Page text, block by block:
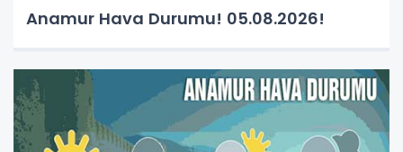
Anamur Hava Durumu! 05.08.2026!